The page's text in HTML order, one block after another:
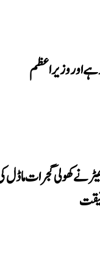
اور وزیر اعظم
نے کھولی گجرات ماڈل